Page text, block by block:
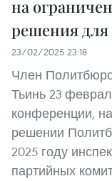
на
решения для
23/02/2025 23:18
Член
Тьинь 23
конференции,
решении
2025 году
партийных